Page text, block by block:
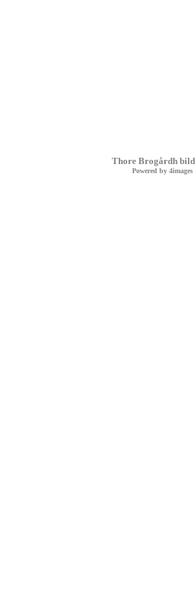
Thore Brogårdh
Powered by 4images